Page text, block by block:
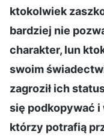
ktokolwiek
bardziej nie
charakter, lun
swoim
zagroził ich
się podkopywać
którzy potrafią